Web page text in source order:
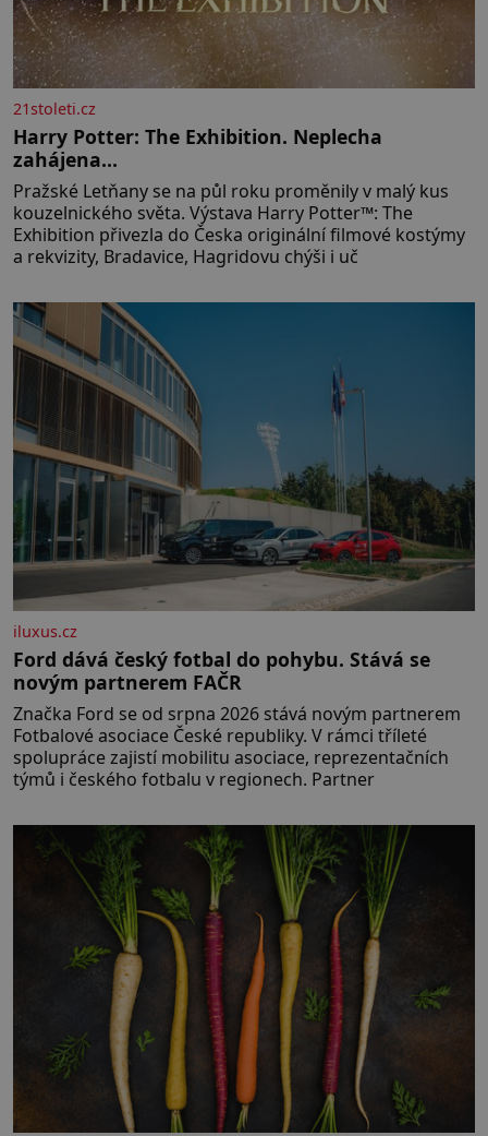
21stoleti.cz
Harry Potter: The Exhibition. Neplecha
zahájena…
Pražské Letňany se na půl roku proměnily v malý kus
kouzelnického světa. Výstava Harry Potter™: The
Exhibition přivezla do Česka originální filmové kostýmy
a rekvizity, Bradavice, Hagridovu chýši i uč
iluxus.cz
Ford dává český fotbal do pohybu. Stává se
novým partnerem FAČR
Značka Ford se od srpna 2026 stává novým partnerem
Fotbalové asociace České republiky. V rámci tříleté
spolupráce zajistí mobilitu asociace, reprezentačních
týmů i českého fotbalu v regionech. Partner